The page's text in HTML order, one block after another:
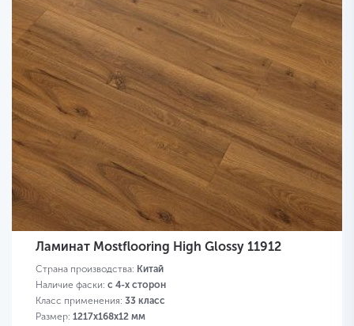
Ламинат Mostflooring High Glossy 11912
Страна производства: Китай
Наличие фаски: с 4-х сторон
Класс применения: 33 класс
Размер: 1217х168х12 мм